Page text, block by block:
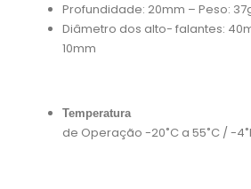
Profundidade: 20mm – Peso:
Diâmetro dos alto- falantes:
10mm
Temperatura
de Operação -20˚C a 55˚C / -4˚F